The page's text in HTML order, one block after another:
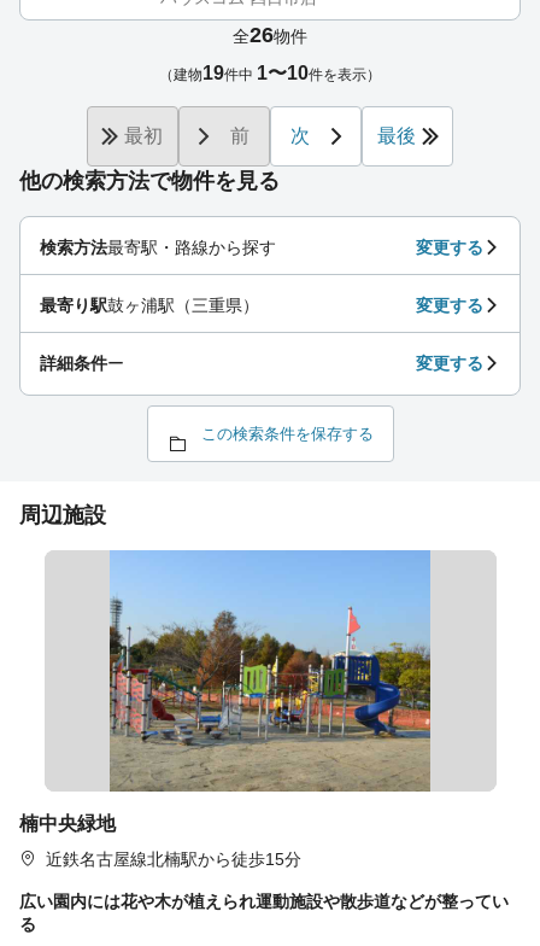
他の検索方法で物件を見る
検索方法最寄駅・路線から探す 変更する
最寄り駅鼓ヶ浦駅（三重県） 変更する
詳細条件ー 変更する
この検索条件を保存する
全26物件
（建物19件中 1〜10件を表示）
最初 前 次 最後
周辺施設
楠中央緑地
近鉄名古屋線北楠駅から徒歩15分
広い園内には花や木が植えられ運動施設や散歩道などが整ってい
る